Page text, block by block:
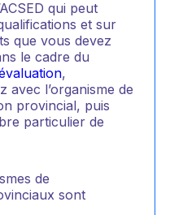
qui peut
et sur
que vous devez
le cadre du
,
avec l’organisme de
provincial, puis
particulier de
de
sont